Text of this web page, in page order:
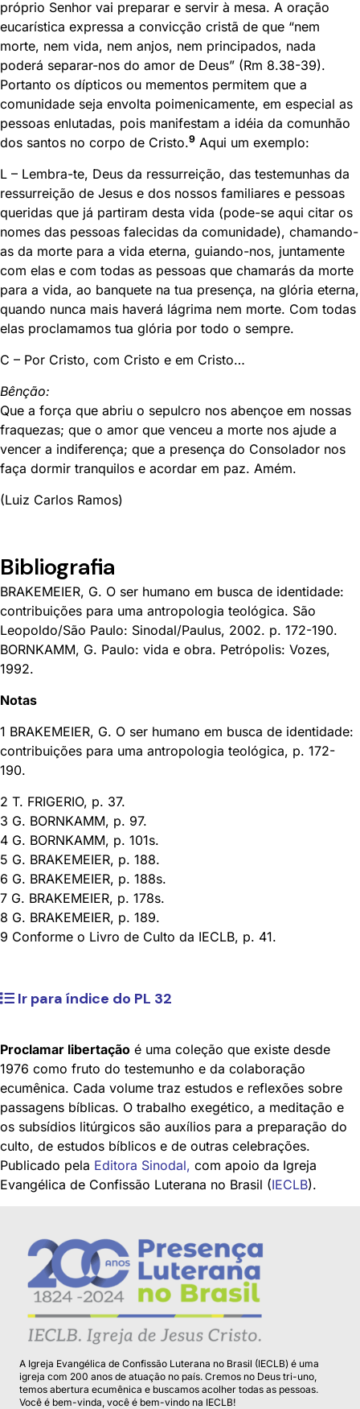
próprio Senhor vai preparar e servir à mesa. A oração
eucarística expressa a convicção cristã de que “nem
morte, nem vida, nem anjos, nem principados, nada
poderá separar-nos do amor de Deus” (Rm 8.38-39).
Portanto os dípticos ou mementos permitem que a
comunidade seja envolta poimenicamente, em especial as
pessoas enlutadas, pois manifestam a idéia da comunhão
dos santos no corpo de Cristo.9 Aqui um exemplo:
L – Lembra-te, Deus da ressurreição, das testemunhas da
ressurreição de Jesus e dos nossos familiares e pessoas
queridas que já partiram desta vida (pode-se aqui citar os
nomes das pessoas falecidas da comunidade), chamando-
as da morte para a vida eterna, guiando-nos, juntamente
com elas e com todas as pessoas que chamarás da morte
para a vida, ao banquete na tua presença, na glória eterna,
quando nunca mais haverá lágrima nem morte. Com todas
elas proclamamos tua glória por todo o sempre.
C – Por Cristo, com Cristo e em Cristo…
Bênção:
Que a força que abriu o sepulcro nos abençoe em nossas
fraquezas; que o amor que venceu a morte nos ajude a
vencer a indiferença; que a presença do Consolador nos
faça dormir tranquilos e acordar em paz. Amém.
(Luiz Carlos Ramos)
Bibliografia
BRAKEMEIER, G. O ser humano em busca de identidade:
contribuições para uma antropologia teológica. São
Leopoldo/São Paulo: Sinodal/Paulus, 2002. p. 172-190.
BORNKAMM, G. Paulo: vida e obra. Petrópolis: Vozes,
1992.
Notas
1 BRAKEMEIER, G. O ser humano em busca de identidade:
contribuições para uma antropologia teológica, p. 172-
190.
2 T. FRIGERIO, p. 37.
3 G. BORNKAMM, p. 97.
4 G. BORNKAMM, p. 101s.
5 G. BRAKEMEIER, p. 188.
6 G. BRAKEMEIER, p. 188s.
7 G. BRAKEMEIER, p. 178s.
8 G. BRAKEMEIER, p. 189.
9 Conforme o Livro de Culto da IECLB, p. 41.
Ir para índice do PL 32
Proclamar libertação é uma coleção que existe desde
1976 como fruto do testemunho e da colaboração
ecumênica. Cada volume traz estudos e reflexões sobre
passagens bíblicas. O trabalho exegético, a meditação e
os subsídios litúrgicos são auxílios para a preparação do
culto, de estudos bíblicos e de outras celebrações.
Publicado pela Editora Sinodal, com apoio da Igreja
Evangélica de Confissão Luterana no Brasil (IECLB).
A Igreja Evangélica de Confissão Luterana no Brasil (IECLB) é uma
igreja com 200 anos de atuação no país. Cremos no Deus tri-uno,
temos abertura ecumênica e buscamos acolher todas as pessoas.
Você é bem-vinda, você é bem-vindo na IECLB!